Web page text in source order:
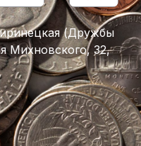
(Дружбы
Михновского, 32,